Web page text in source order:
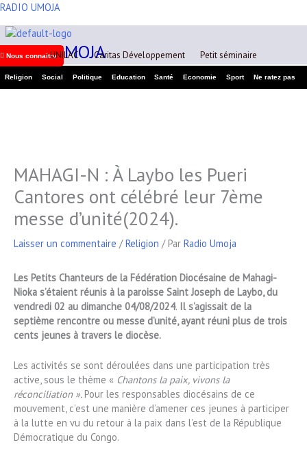
Aller
contenu
RADIO UMOJA
RADIO UMOJA
Nous connaitreUNILAC Caritas Développement Petit séminaire
Religion Social Politique Education Santé Economie Sport Ne ratez pas
MAHAGI-N : À Laybo les Pueri
Cantores ont célébré leur 7ème
messe d’unité(2024).
Laisser un commentaire /Religion / Par Radio Umoja
Les Petits Chanteurs de la Fédération Diocésaine de Mahagi-
Nioka s’étaient réunis à la paroisse Saint Joseph de Laybo, du
vendredi 02 au dimanche 04/08/2024. Il s’agissait de la
septième rencontre ou messe d’unité, ayant réuni plus de trois
cents jeunes à travers le diocèse.
Les activités se sont déroulées dans une participation très
active, sous le thème « Chantons la paix, vivons la
réconciliation ».Pour les responsables diocésains de ce
mouvement, c’est une manière d’amener ces jeunes à participer
à la lutte en vu du retour à la paix dans l’est de la République
Démocratique du Congo.
A
r
c
h
i